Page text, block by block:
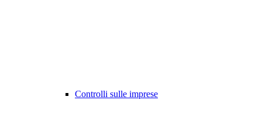
Controlli sulle imprese